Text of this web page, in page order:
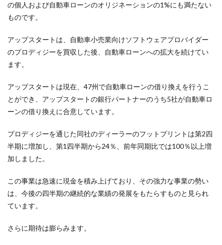
の個人および自動車ローンのオリジネーションの1%にも満たない
ものです。
アップスタートは、自動車小売業向けソフトウェアプロバイダー
のプロディジーを買収した後、自動車ローンへの拡大を続けてい
ます。
アップスタートは現在、47州で自動車ローンの借り換えを行うこ
とができ、アップスタートの銀行パートナーのうち5社が自動車ロ
ーンの借り換えに合意しています。
プロディジーを通じた同社のディーラーのフットプリントは第2四
半期に増加し、第1四半期から24％、前年同期比では100％以上増
加しました。
この事業は急速に現金を積み上げており、その強力な事業の勢い
は、今後の四半期の継続的な業績の発展をもたらすものと見られ
ています。
さらに期待は膨らみます。